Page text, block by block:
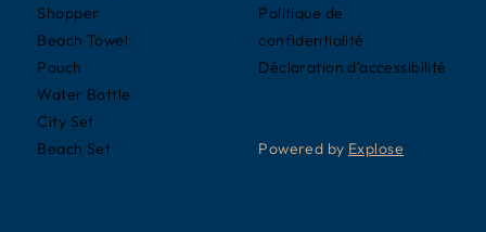
Shopper
Beach Towel
Pouch
Water Bottle
City Set
Beach Set
Politique de
confidentialité
Déclaration d'accessibilité
Powered by Explose